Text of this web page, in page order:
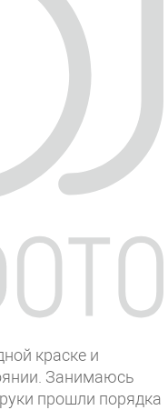
краске и
Занимаюсь
прошли порядка